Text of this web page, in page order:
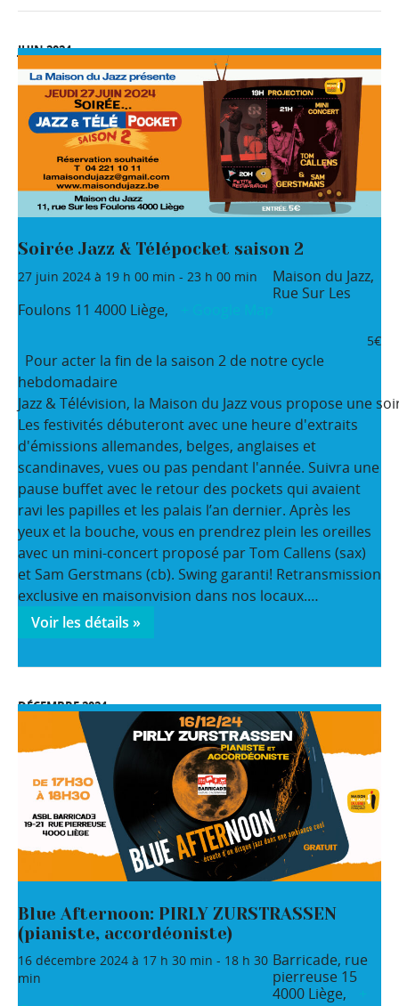
JUIN 2024
Soirée Jazz & Télépocket saison 2
27 juin 2024 à 19 h 00 min - 23 h 00 min
Maison du Jazz,
Rue Sur Les
Foulons 11 4000 Liège,
5€
Pour acter la fin de la saison 2 de notre cycle
hebdomadaire
Jazz & Télévision, la Maison du Jazz vous propose une
Les festivités débuteront avec une heure d'extraits
d'émissions allemandes, belges, anglaises et
scandinaves, vues ou pas pendant l'année. Suivra une
pause buffet avec le retour des pockets qui avaient
ravi les papilles et les palais l’an dernier. Après les
yeux et la bouche, vous en prendrez plein les oreilles
avec un mini-concert proposé par Tom Callens (sax)
et Sam Gerstmans (cb). Swing garanti! Retransmission
exclusive en maisonvision dans nos locaux.…
Voir les détails »
DÉCEMBRE 2024
Blue Afternoon: PIRLY ZURSTRASSEN
(pianiste, accordéoniste)
16 décembre 2024 à 17 h 30 min - 18 h 30
min
Barricade, rue
pierreuse 15
4000 Liège,